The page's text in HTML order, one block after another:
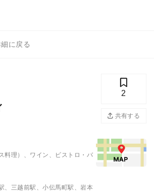
に戻る
2
共有する
料理）、ワイン、ビストロ・バ
、三越前駅、小伝馬町駅、岩本